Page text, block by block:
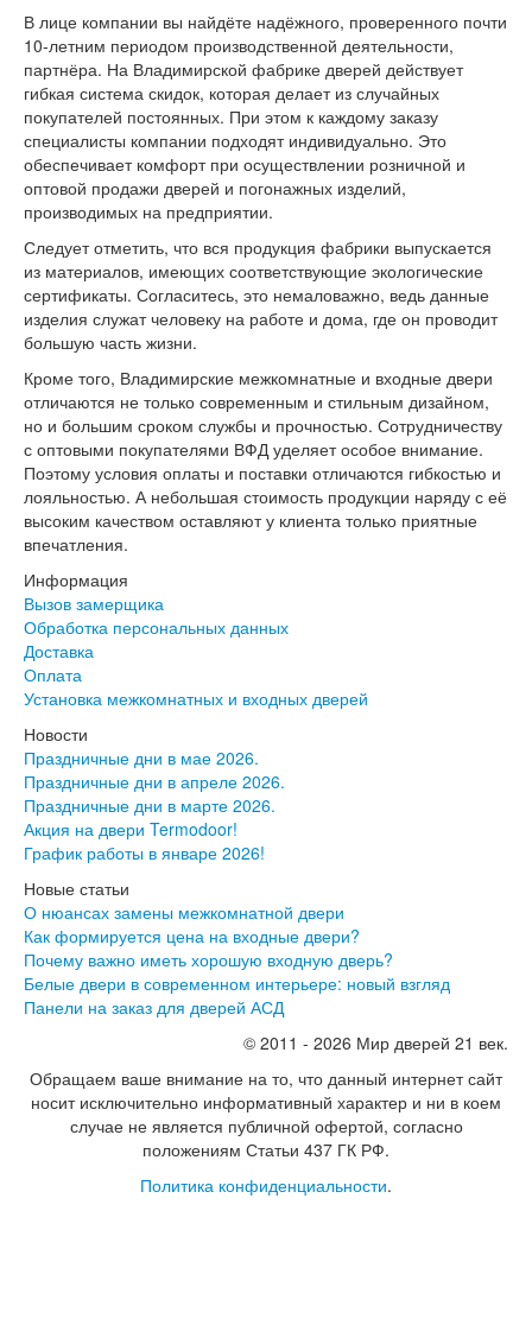
В лице компании вы найдёте надёжного, проверенного почти
10-летним периодом производственной деятельности,
партнёра. На Владимирской фабрике дверей действует
гибкая система скидок, которая делает из случайных
покупателей постоянных. При этом к каждому заказу
специалисты компании подходят индивидуально. Это
обеспечивает комфорт при осуществлении розничной и
оптовой продажи дверей и погонажных изделий,
производимых на предприятии.
Следует отметить, что вся продукция фабрики выпускается
из материалов, имеющих соответствующие экологические
сертификаты. Согласитесь, это немаловажно, ведь данные
изделия служат человеку на работе и дома, где он проводит
большую часть жизни.
Кроме того, Владимирские межкомнатные и входные двери
отличаются не только современным и стильным дизайном,
но и большим сроком службы и прочностью. Сотрудничеству
с оптовыми покупателями ВФД уделяет особое внимание.
Поэтому условия оплаты и поставки отличаются гибкостью и
лояльностью. А небольшая стоимость продукции наряду с её
высоким качеством оставляют у клиента только приятные
впечатления.
Информация
Вызов замерщика
Обработка персональных данных
Доставка
Оплата
Установка межкомнатных и входных дверей
Новости
Праздничные дни в мае 2026.
Праздничные дни в апреле 2026.
Праздничные дни в марте 2026.
Акция на двери Termodoor!
График работы в январе 2026!
Новые статьи
О нюансах замены межкомнатной двери
Как формируется цена на входные двери?
Почему важно иметь хорошую входную дверь?
Белые двери в современном интерьере: новый взгляд
Панели на заказ для дверей АСД
© 2011 - 2026 Мир дверей 21 век.
Обращаем ваше внимание на то, что данный интернет сайт
носит исключительно информативный характер и ни в коем
случае не является публичной офертой, согласно
положениям Статьи 437 ГК РФ.
Политика конфиденциальности.